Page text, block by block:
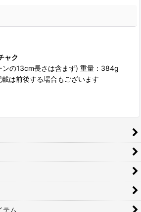
ャク
ンの13cm長さは含まず) 重量：384g
は前後する場合もございます
テム